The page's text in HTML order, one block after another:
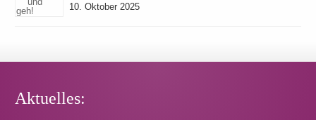
10. Oktober 2025
Aktuelles: